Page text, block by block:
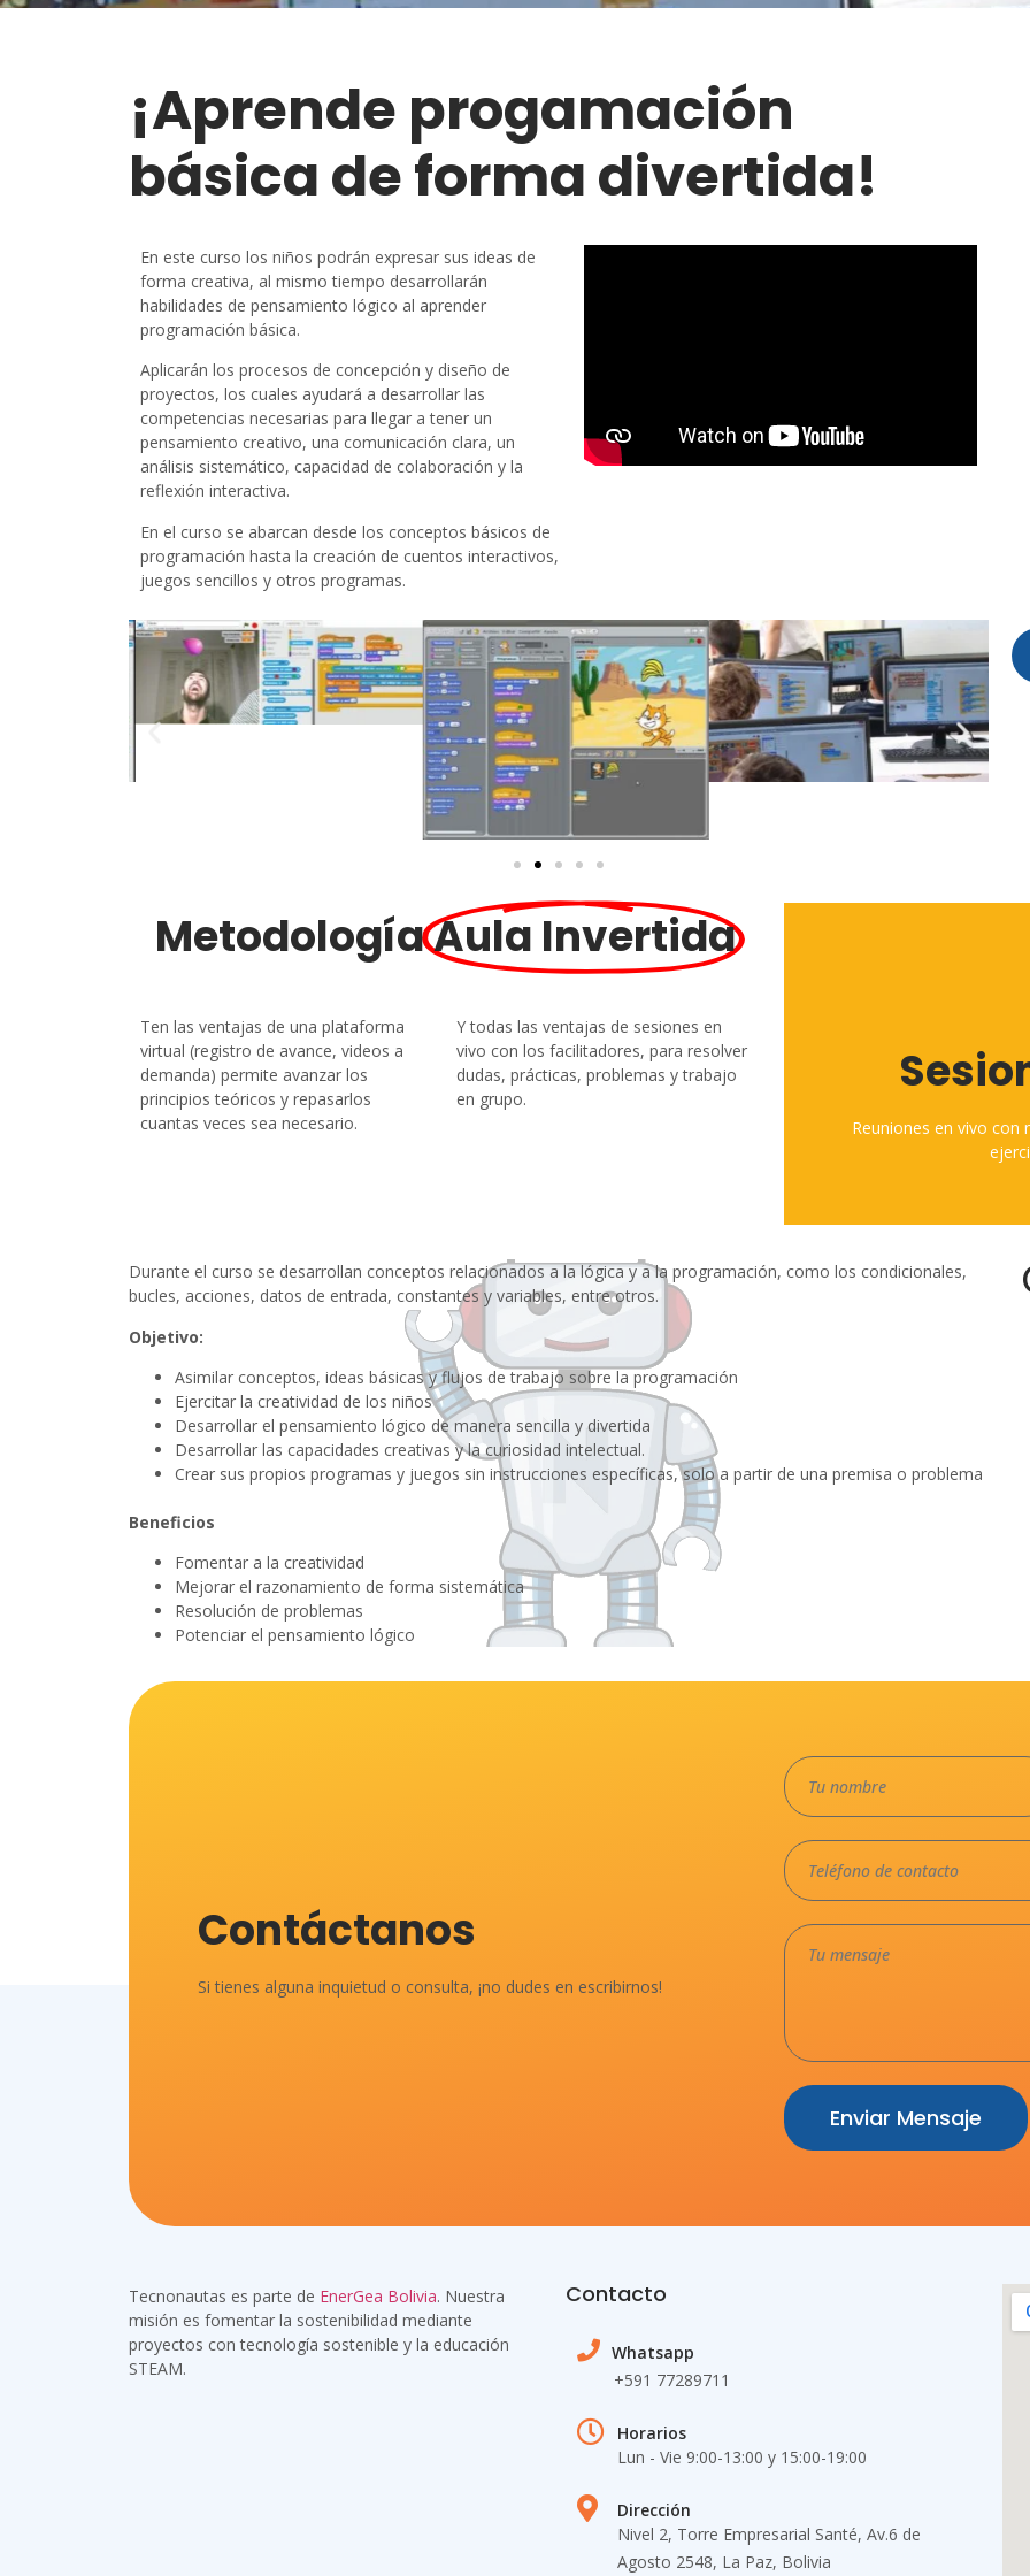
¡Aprende progamación
básica de forma divertida!
En este curso los niños podrán expresar sus ideas de
forma creativa, al mismo tiempo desarrollarán
habilidades de pensamiento lógico al aprender
programación básica.
Aplicarán los procesos de concepción y diseño de
proyectos, los cuales ayudará a desarrollar las
competencias necesarias para llegar a tener un
pensamiento creativo, una comunicación clara, un
análisis sistemático, capacidad de colaboración y la
reflexión interactiva.
En el curso se abarcan desde los conceptos básicos de
programación hasta la creación de cuentos interactivos,
juegos sencillos y otros programas.
MetodologíaAula Invertida
Ten las ventajas de una plataforma
virtual (registro de avance, videos a
demanda) permite avanzar los
principios teóricos y repasarlos
cuantas veces sea necesario.
Y todas las ventajas de sesiones en
vivo con los facilitadores, para resolver
dudas, prácticas, problemas y trabajo
en grupo.
Reuniones en vivo con
Videos, actividades
Durante el curso se desarrollan conceptos relacionados a la lógica y a la programación, como los condicionales,
bucles, acciones, datos de entrada, constantes y variables, entre otros.
Objetivo:
Asimilar conceptos, ideas básicas y flujos de trabajo sobre la programación
Ejercitar la creatividad de los niños
Desarrollar el pensamiento lógico de manera sencilla y divertida
Desarrollar las capacidades creativas y la curiosidad intelectual.
Crear sus propios programas y juegos sin instrucciones específicas, solo a partir de una premisa o problema
Beneficios
Fomentar a la creatividad
Mejorar el razonamiento de forma sistemática
Resolución de problemas
Potenciar el pensamiento lógico
Contáctanos
Si tienes alguna inquietud o consulta, ¡no dudes en escribirnos!
Enviar Mensaje
Tecnonautas es parte de EnerGea Bolivia. Nuestra
misión es fomentar la sostenibilidad mediante
proyectos con tecnología sostenible y la educación
STEAM.
Contacto
Whatsapp
+591 77289711
Horarios
Lun - Vie 9:00-13:00 y 15:00-19​:00
Dirección
Nivel 2, Torre Empresarial Santé, Av.6 de
Agosto 2548, La Paz, Bolivia